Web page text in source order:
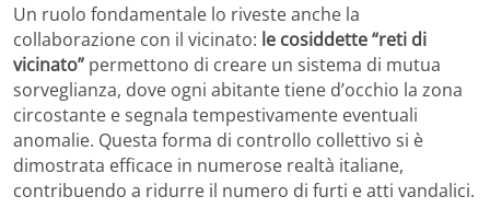
Un ruolo fondamentale lo riveste anche la
collaborazione con il vicinato: le cosiddette “reti di
vicinato” permettono di creare un sistema di mutua
sorveglianza, dove ogni abitante tiene d’occhio la zona
circostante e segnala tempestivamente eventuali
anomalie. Questa forma di controllo collettivo si è
dimostrata efficace in numerose realtà italiane,
contribuendo a ridurre il numero di furti e atti vandalici.